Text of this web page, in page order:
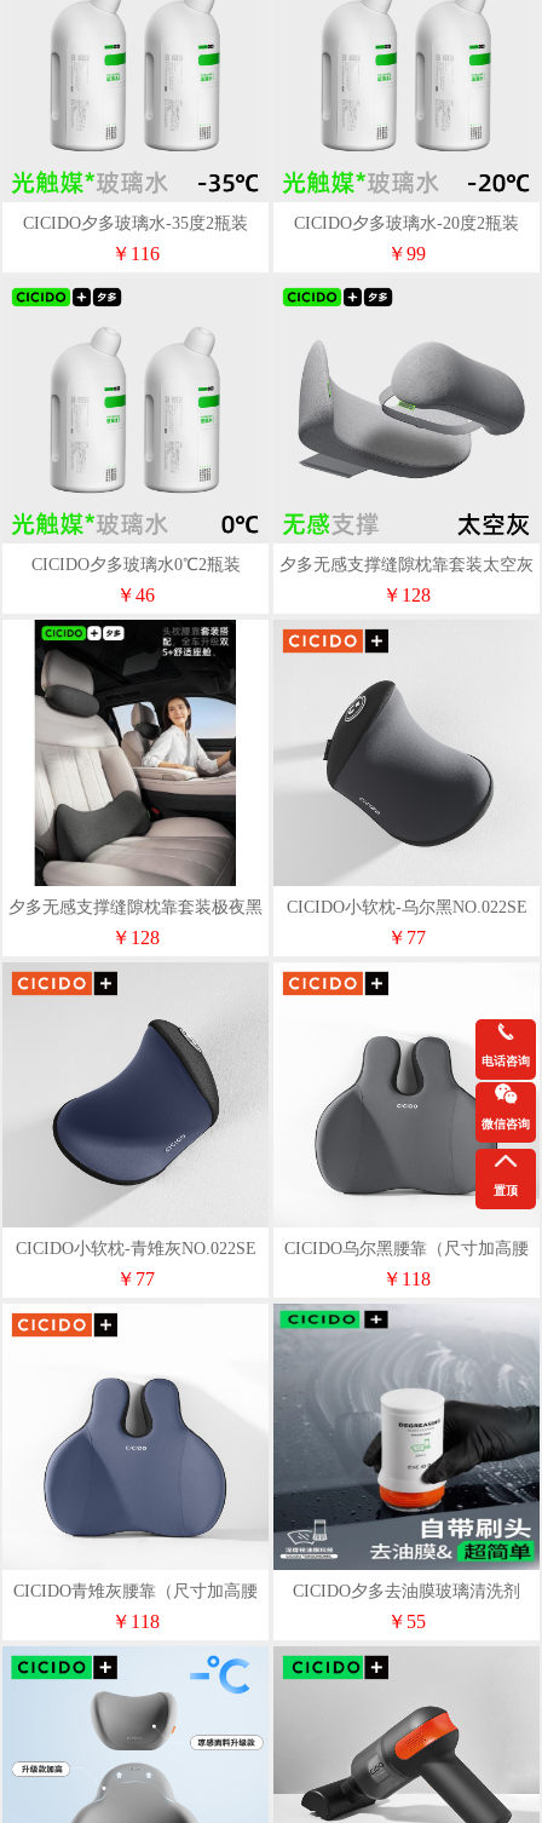
CICIDO夕多玻璃水-35度2瓶装
￥116
CICIDO夕多玻璃水-20度2瓶装
￥99
CICIDO夕多玻璃水0℃2瓶装
￥46
夕多无感支撑缝隙枕靠套装太空灰
C6003+C6004
￥128
夕多无感支撑缝隙枕靠套装极夜黑
C6003+C6004
￥128
CICIDO小软枕-乌尔黑NO.022SE
￥77
CICIDO小软枕-青雉灰NO.022SE
￥77
CICIDO乌尔黑腰靠（尺寸加高腰
背同护）NO177
￥118
CICIDO青雉灰腰靠（尺寸加高腰
背同护NO177
￥118
CICIDO夕多去油膜玻璃清洗剂
Y363057
￥55
电话咨询
微信咨询
置顶